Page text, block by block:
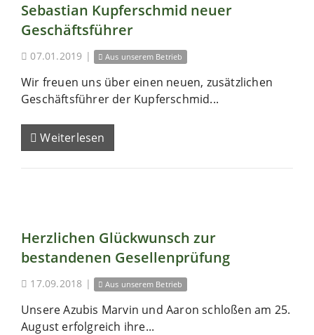
Sebastian Kupferschmid neuer
Geschäftsführer
07.01.2019 | Aus unserem Betrieb
Wir freuen uns über einen neuen, zusätzlichen
Geschäftsführer der Kupferschmid...
Weiterlesen
Herzlichen Glückwunsch zur
bestandenen Gesellenprüfung
17.09.2018 | Aus unserem Betrieb
Unsere Azubis Marvin und Aaron schloßen am 25.
August erfolgreich ihre...